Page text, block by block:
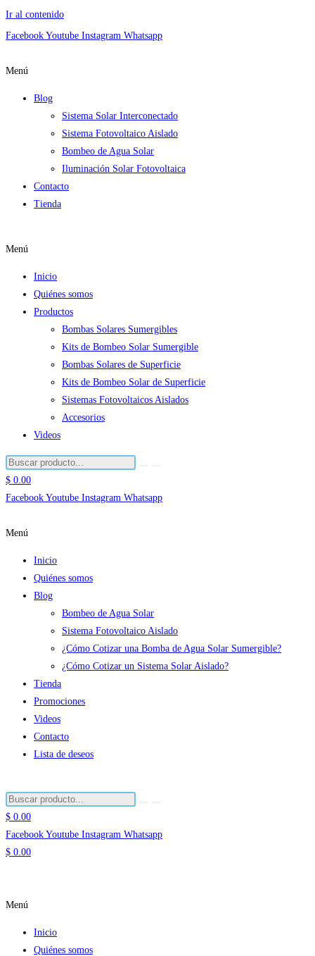
Ir al contenido
Facebook Youtube Instagram Whatsapp
Menú
Blog
Sistema Solar Interconectado
Sistema Fotovoltaico Aislado
Bombeo de Agua Solar
Iluminación Solar Fotovoltaica
Contacto
Tienda
Menú
Inicio
Quiénes somos
Productos
Bombas Solares Sumergibles
Kits de Bombeo Solar Sumergible
Bombas Solares de Superficie
Kits de Bombeo Solar de Superficie
Sistemas Fotovoltaicos Aislados
Accesorios
Videos
$ 0.00
Facebook Youtube Instagram Whatsapp
Menú
Inicio
Quiénes somos
Blog
Bombeo de Agua Solar
Sistema Fotovoltaico Aislado
¿Cómo Cotizar una Bomba de Agua Solar Sumergible?
¿Cómo Cotizar un Sistema Solar Aislado?
Tienda
Promociones
Videos
Contacto
Lista de deseos
$ 0.00
Facebook Youtube Instagram Whatsapp
$ 0.00
Menú
Inicio
Quiénes somos